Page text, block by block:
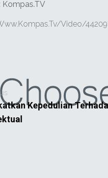
Kompas.TV
video/
Kepedulian